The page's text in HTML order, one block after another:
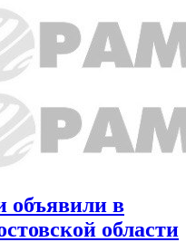
объявили в
области